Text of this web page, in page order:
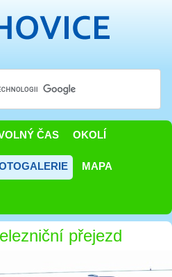
ČAS OKOLÍ
MAPA
přejezd